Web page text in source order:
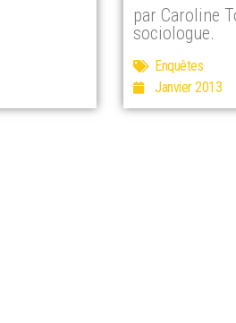
par Caroline
sociologue.
Enquêtes
Janvier 2013